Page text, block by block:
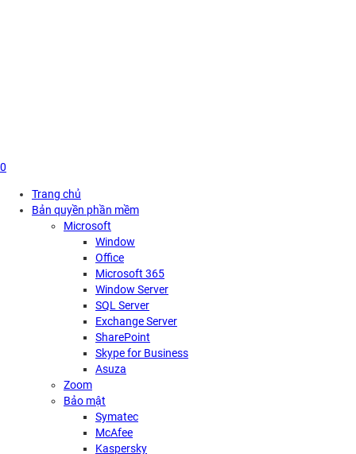
0
Trang chủ
Bản quyền phần mềm
Microsoft
Window
Office
Microsoft 365
Window Server
SQL Server
Exchange Server
SharePoint
Skype for Business
Asuza
Zoom
Bảo mật
Symatec
McAfee
Kaspersky